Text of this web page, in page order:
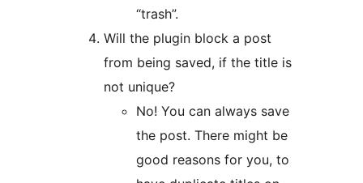
“trash”.
Will the plugin block a post
from being saved, if the title is
not unique?
No! You can always save
the post. There might be
good reasons for you, to